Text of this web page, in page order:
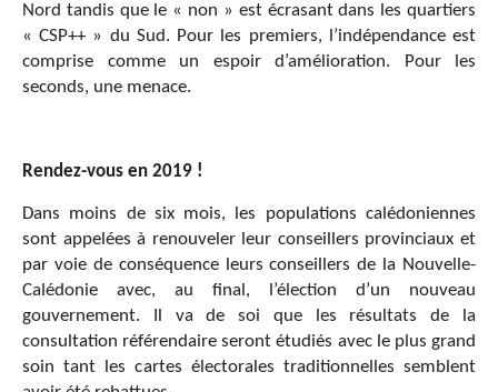
Nord tandis que le « non » est écrasant dans les quartiers
« CSP++ » du Sud. Pour les premiers, l’indépendance est
comprise comme un espoir d’amélioration. Pour les
seconds, une menace.
Rendez-vous en 2019 !
Dans moins de six mois, les populations calédoniennes
sont appelées à renouveler leur conseillers provinciaux et
par voie de conséquence leurs conseillers de la Nouvelle-
Calédonie avec, au final, l’élection d’un nouveau
gouvernement. Il va de soi que les résultats de la
consultation référendaire seront étudiés avec le plus grand
soin tant les cartes électorales traditionnelles semblent